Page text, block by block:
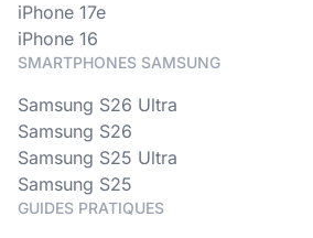
iPhone 17e
iPhone 16
SMARTPHONES SAMSUNG
Samsung S26 Ultra
Samsung S26
Samsung S25 Ultra
Samsung S25
GUIDES PRATIQUES